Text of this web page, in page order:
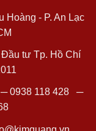
Hoàng - P. An Lạc
Đầu tư Tp. Hồ Chí
0938 118 428─